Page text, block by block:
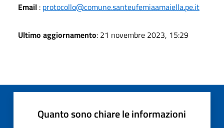
Email : protocollo@comune.santeufemiaamaiella.pe.it
Ultimo aggiornamento: 21 novembre 2023, 15:29
Quanto sono chiare le informazioni